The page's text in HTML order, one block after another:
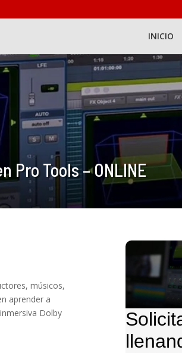
INICIO
Pro Tools – ONLINE
músicos,
aprender a
Dolby